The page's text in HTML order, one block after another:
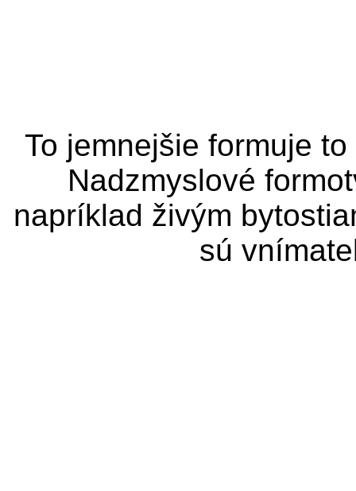
To jemnejšie formuje
Nadzmyslové
napríklad živým
sú